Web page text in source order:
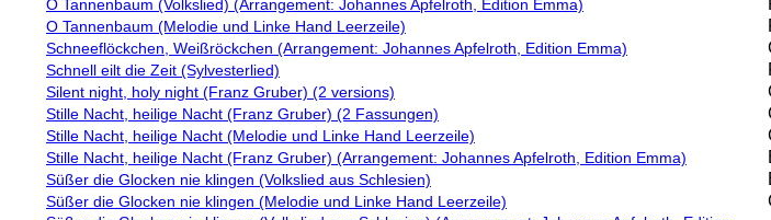
O Tannenbaum (Volkslied) (Arrangement: Johannes Apfelroth, Edition Emma)
O Tannenbaum (Melodie und Linke Hand Leerzeile)
Schneeflöckchen, Weißröckchen (Arrangement: Johannes Apfelroth, Edition Emma)
Schnell eilt die Zeit (Sylvesterlied)
Silent night, holy night (Franz Gruber) (2 versions)
Stille Nacht, heilige Nacht (Franz Gruber) (2 Fassungen)
Stille Nacht, heilige Nacht (Melodie und Linke Hand Leerzeile)
Stille Nacht, heilige Nacht (Franz Gruber) (Arrangement: Johannes Apfelroth, Edition Emma)
Süßer die Glocken nie klingen (Volkslied aus Schlesien)
Süßer die Glocken nie klingen (Melodie und Linke Hand Leerzeile)